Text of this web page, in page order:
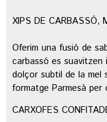
XIPS DE CARBASSÓ,
Oferim una fusió de
carbassó es suavitzen
dolçor subtil de la mel
formatge Parmesà per
CARXOFES